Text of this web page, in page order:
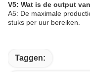
V5: Wat is de output
A5: De maximale
stuks per uur bereiken.
Taggen: